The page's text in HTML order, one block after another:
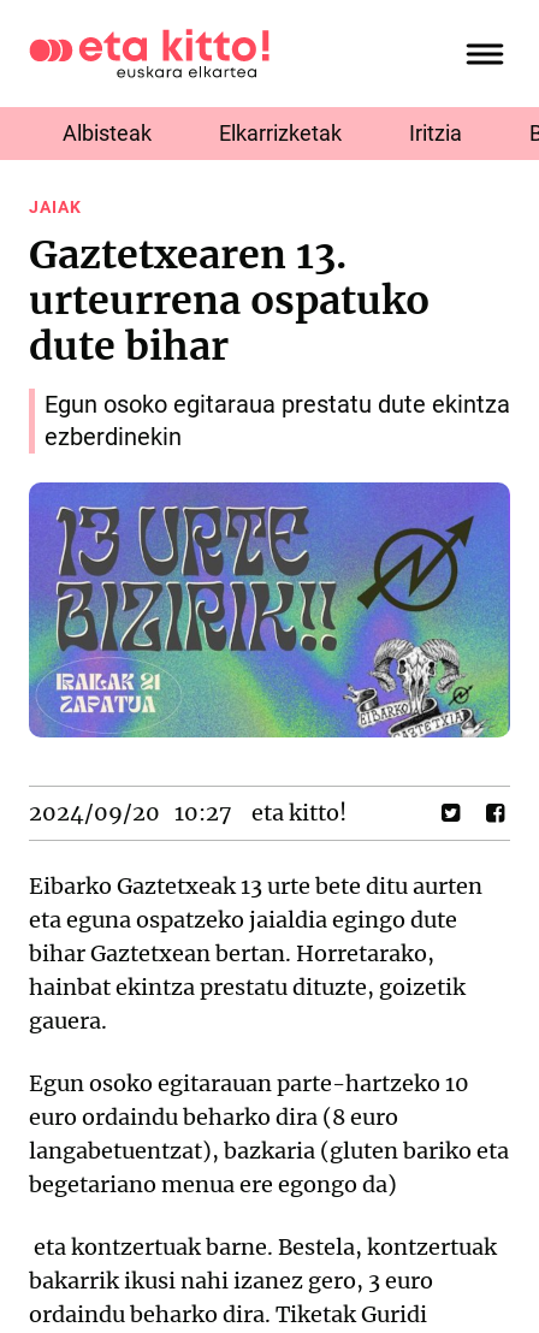
Albisteak Elkarrizketak Iritzia
JAIAK
Gaztetxearen 13.
urteurrena ospatuko
dute bihar
Egun osoko egitaraua prestatu dute ekintza
ezberdinekin
2024/09/20 10:27 eta kitto!
Eibarko Gaztetxeak 13 urte bete ditu aurten
eta eguna ospatzeko jaialdia egingo dute
bihar Gaztetxean bertan. Horretarako,
hainbat ekintza prestatu dituzte, goizetik
gauera.
Egun osoko egitarauan parte-hartzeko 10
euro ordaindu beharko dira (8 euro
langabetuentzat), bazkaria (gluten bariko eta
begetariano menua ere egongo da)
eta kontzertuak barne. Bestela, kontzertuak
bakarrik ikusi nahi izanez gero, 3 euro
ordaindu beharko dira. Tiketak Guridi